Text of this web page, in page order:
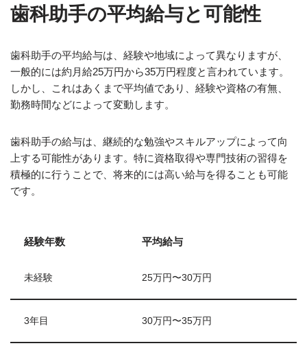
歯科助手の平均給与と可能性
歯科助手の平均給与は、経験や地域によって異なりますが、
一般的には約月給25万円から35万円程度と言われています。
しかし、これはあくまで平均値であり、経験や資格の有無、
勤務時間などによって変動します。
歯科助手の給与は、継続的な勉強やスキルアップによって向
上する可能性があります。特に資格取得や専門技術の習得を
積極的に行うことで、将来的には高い給与を得ることも可能
です。
経験年数 平均給与
未経験 25万円〜30万円
3年目 30万円〜35万円